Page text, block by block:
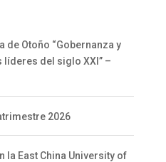
de Otoño “Gobernanza y
del siglo XXI” –
2026
East China University of